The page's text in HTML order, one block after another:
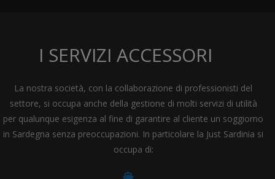
I SERVIZI ACCESSORI
La nostra società, con la collaborazione di professionisti del
settore, si occupa anche della gestione di molti servizi di utilità
per qualunque esigenza al fine di garantire al cliente un soggiorno
in Sardegna senza preoccupazioni. In particolare la Just Sardinia si
occupa di: